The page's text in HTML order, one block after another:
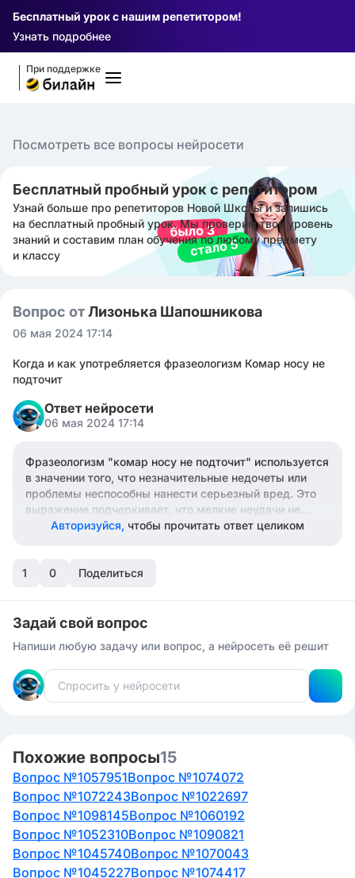
Бесплатный урок с нашим репетитором!
Узнать подробнее
При поддержке
Посмотреть все вопросы нейросети
Бесплатный пробный урок с репетитором
Узнай больше про репетиторов Новой Школы и запишись
на бесплатный пробный урок. Мы проверим твой уровень
знаний и составим план обучения по любому предмету
и классу
Вопрос отЛизонька Шапошникова
06 мая 2024 17:14
Когда и как употребляется фразеологизм Комар носу не
подточит
Ответ нейросети
06 мая 2024 17:14
Фразеологизм "комар носу не подточит" используется
в значении того, что незначительные недочеты или
проблемы неспособны нанести серьезный вред. Это
выражение подчеркивает, что мелкие неудачи не
должны устрашать или сбивать с толку, поскольку
идея о том, что нужно сосредоточиться на важных
Авторизуйся, чтобы прочитать ответ целиком
1 0 Поделиться
Задай свой вопрос
Напиши любую задачу или вопрос, а нейросеть её решит
Похожие вопросы15
Вопрос №1057951Вопрос №1074072
Вопрос №1072243Вопрос №1022697
Вопрос №1098145Вопрос №1060192
Вопрос №1052310Вопрос №1090821
Вопрос №1045740Вопрос №1070043
Вопрос №1045227Вопрос №1074417